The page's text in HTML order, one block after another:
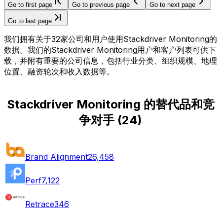
Go to first page Go to previous page Go to next page
Go to last page
我们拥有关于32家公司和用户使用Stackdriver Monitoring的
数据。我们的Stackdriver Monitoring用户和客户列表可供下
载，并附有重要的公司信息，包括行业分类、组织规模、地理
位置、融资轮次和收入数据等。
Stackdriver Monitoring 的替代品和竞
争对手 (24)
Brand Alignment26,458
Perf7,122
Retrace346